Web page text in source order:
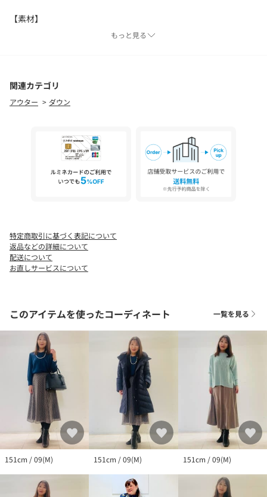
【素材】
細番のマイクロファイバーを使用してソフトな風合いを実現した
【仕様】
・ポケット数：横×2
※照明の関係により、実際よりも色味が違って見える場合があり
ます。また、パソコン・スマートフォンなどの環境により、若干
製品と画像のカラーが異なる場合もございます。
もっと見る
関連カテゴリ
アウター ダウン
特定商取引に基づく表記について
返品などの詳細について
配送について
お直しサービスについて
このアイテムを使ったコーディネート 一覧を見る
151cm / 09(M) 151cm / 09(M) 151cm / 09(M)